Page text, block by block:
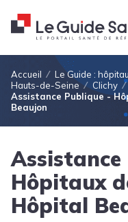
Fil d'Ariane
Accueil Le Guide :
Hauts-de-Seine
Clichy
Assistance Publique -
Beaujon
Hôpitaux
Hôpital